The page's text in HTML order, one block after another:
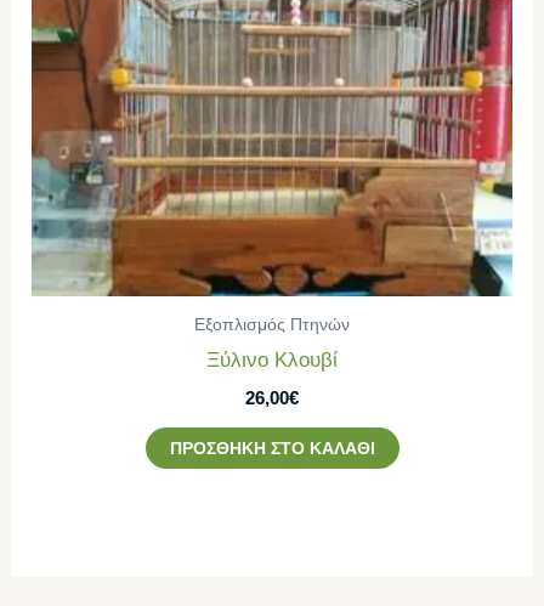
Εξοπλισμός Πτηνών
Ξύλινο Κλουβί
26,00€
ΠΡΟΣΘΉΚΗ ΣΤΟ ΚΑΛΆΘΙ